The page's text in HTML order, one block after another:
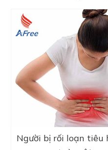
Người bị rối loạn tiêu